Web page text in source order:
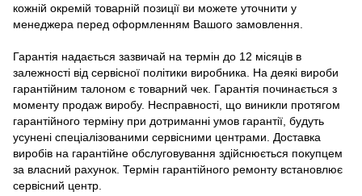
кожній окремій товарній позиції ви можете уточнити у
менеджера перед оформленням Вашого замовлення.
Гарантія надається зазвичай на термін до 12 місяців в
залежності від сервісної політики виробника. На деякі вироби
гарантійним талоном є товарний чек. Гарантія починається з
моменту продаж виробу. Несправності, що виникли протягом
гарантійного терміну при дотриманні умов гарантії, будуть
усунені спеціалізованими сервісними центрами. Доставка
виробів на гарантійне обслуговування здійснюється покупцем
за власний рахунок. Термін гарантійного ремонту встановлює
сервісний центр.